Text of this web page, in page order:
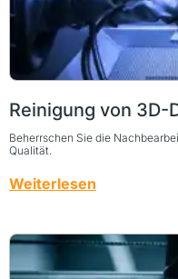
Reinigung von 3D-
Beherrschen Sie die
Qualität.
Weiterlesen